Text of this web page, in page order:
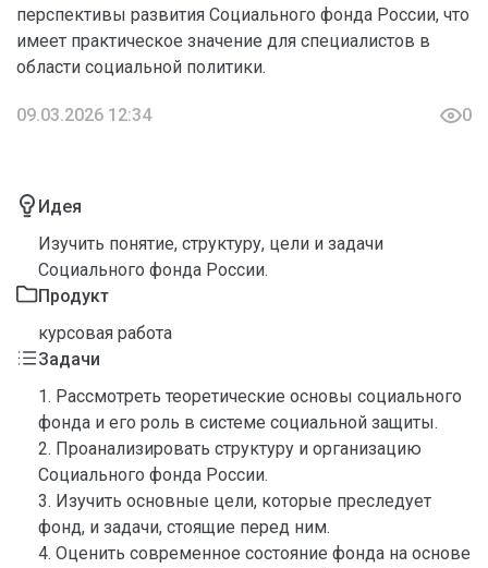
перспективы развития Социального фонда России, что
имеет практическое значение для специалистов в
области социальной политики.
09.03.2026 12:34 0
Идея
Изучить понятие, структуру, цели и задачи
Социального фонда России.
Продукт
курсовая работа
Задачи
1. Рассмотреть теоретические основы социального
фонда и его роль в системе социальной защиты.
2. Проанализировать структуру и организацию
Социального фонда России.
3. Изучить основные цели, которые преследует
фонд, и задачи, стоящие перед ним.
4. Оценить современное состояние фонда на основе